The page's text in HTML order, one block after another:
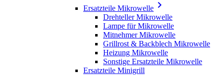
Ersatzteile Mikrowelle 
Drehteller Mikrowelle
Lampe für Mikrowelle
Mitnehmer Mikrowelle
Grillrost & Backblech Mikrowelle
Heizung Mikrowelle
Sonstige Ersatzteile Mikrowelle
Ersatzteile Minigrill